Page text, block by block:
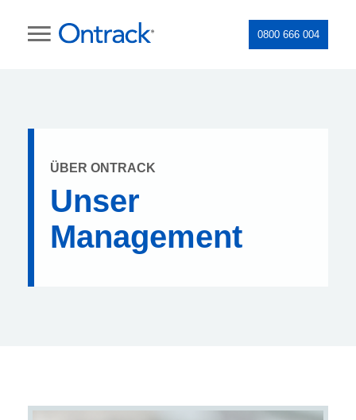
0800 666 004
ÜBER ONTRACK
Unser
Management